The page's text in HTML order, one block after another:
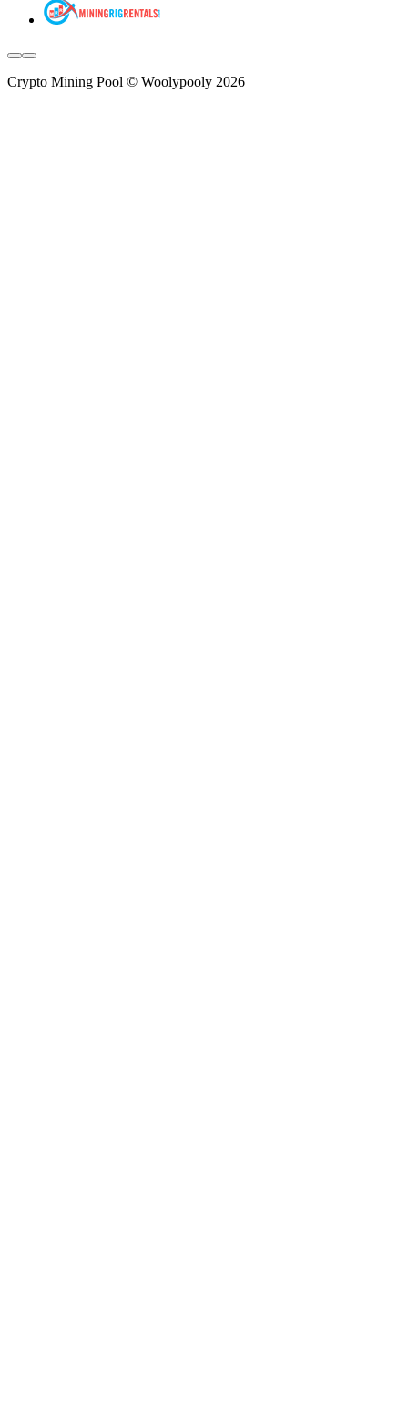
Crypto Mining Pool © Woolypooly 2026